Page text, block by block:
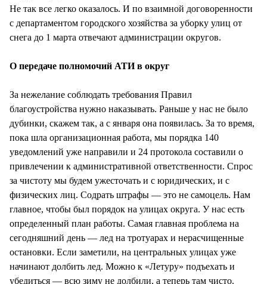
Не так все легко оказалось. И по взаимной договоренности
с департаментом городского хозяйства за уборку улиц от
снега до 1 марта отвечают администрации округов.
О передаче полномочий АТИ в округ
За нежелание соблюдать требования Правил
благоустройства нужно наказывать. Раньше у нас не было
дубинки, скажем так, а с января она появилась. За то время,
пока шла организационная работа, мы порядка 140
уведомлений уже направили и 24 протокола составили о
привлечении к административной ответственности. Спрос
за чистоту мы будем ужесточать и с юридических, и с
физических лиц. Содрать штрафы — это не самоцель. Нам
главное, чтобы был порядок на улицах округа. У нас есть
определенный план работы. Самая главная проблема на
сегодняшний день — лед на тротуарах и нерасчищенные
остановки. Если заметили, на центральных улицах уже
начинают долбить лед. Можно к «Летуру» подъехать и
убедиться — всю зиму не долбили, а теперь там чисто.